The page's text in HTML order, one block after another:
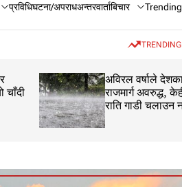
प्रविधिघटना/अपराधअन्तरवार्ताबिचार Trending
TRENDING
अविरल वर्षाले देशका विभिन्न
राजमार्ग अवरुद्ध, केही सडकमा
राति गाडी चलाउन नपाइने